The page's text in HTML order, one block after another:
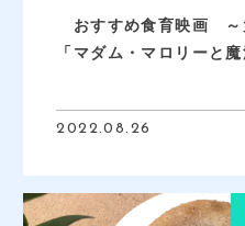
おすすめ食育映画 ～
「マダム・マロリーと
2022.08.26